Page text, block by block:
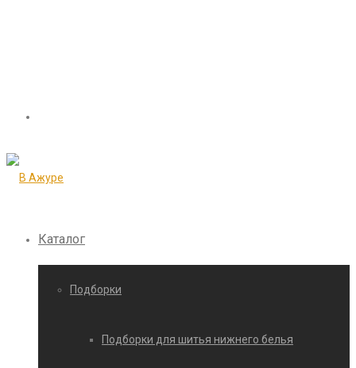
Каталог
Подборки
Подборки для шитья нижнего белья